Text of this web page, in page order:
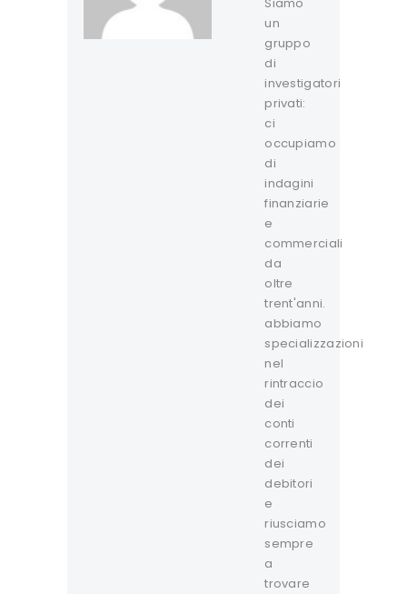
Siamo
un
gruppo
di
investigatori
privati:
ci
occupiamo
di
indagini
finanziarie
e
commerciali
da
oltre
trent'anni.
abbiamo
specializzazioni
nel
rintraccio
dei
conti
correnti
dei
debitori
e
riusciamo
sempre
a
trovare